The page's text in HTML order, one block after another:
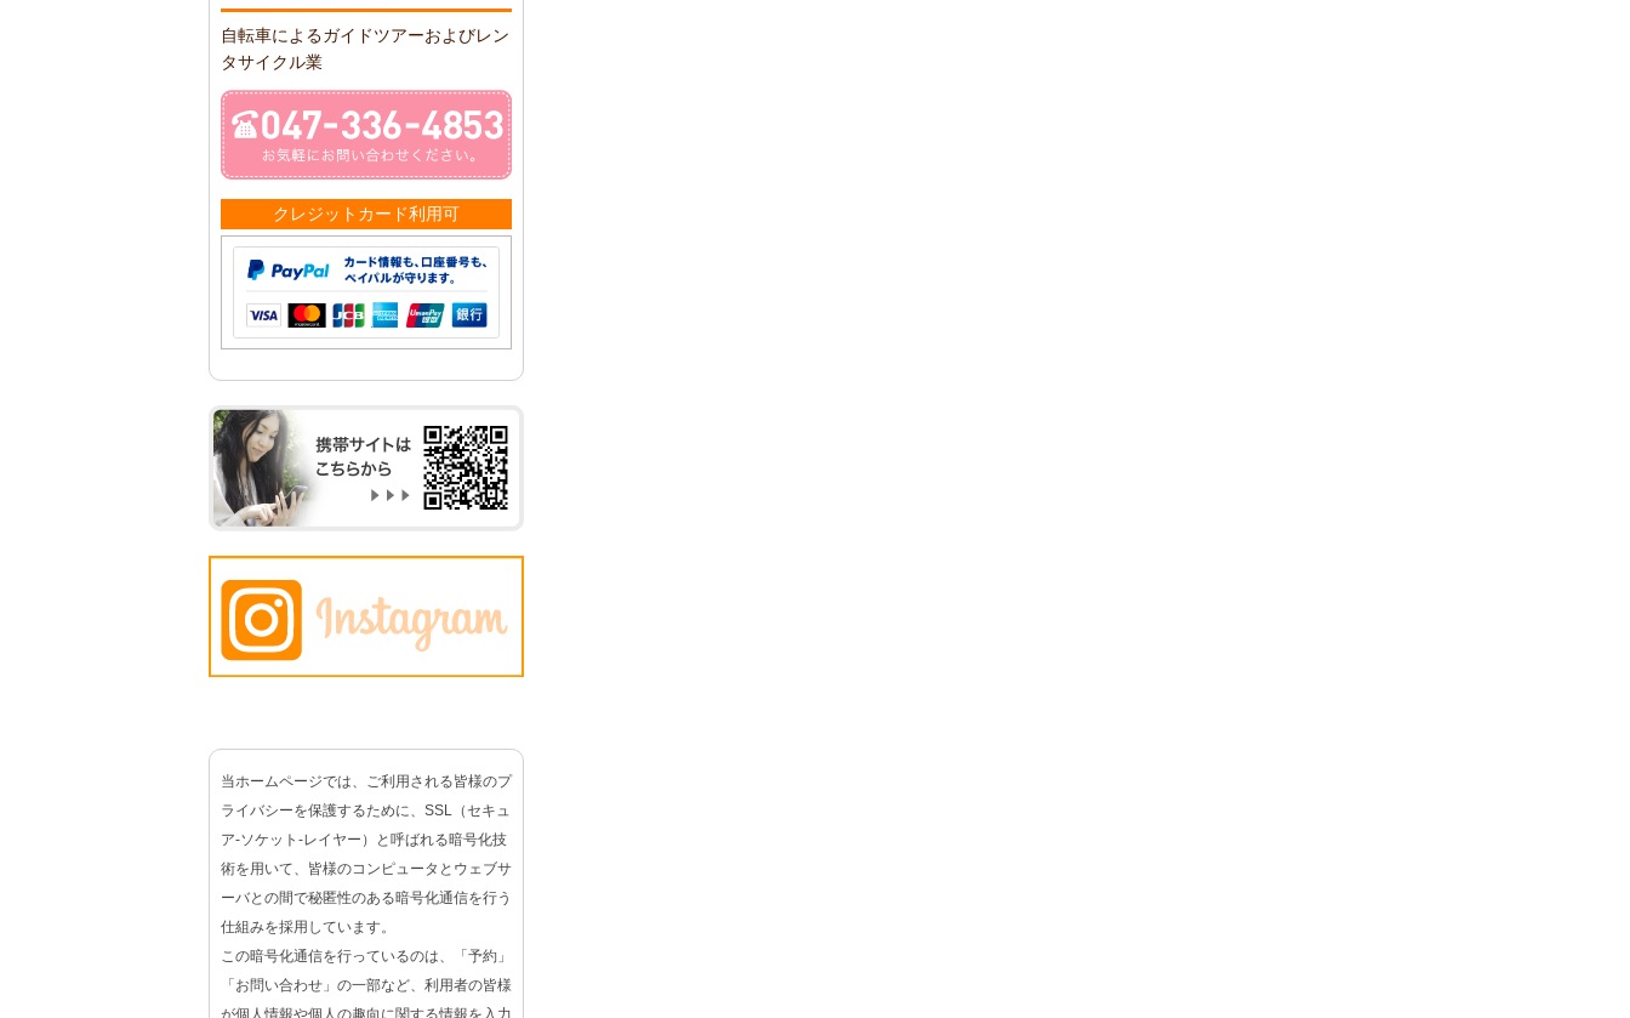
自転車によるガイドツアーおよびレン
タサイクル業
クレジットカード利用可
当ホームページでは、ご利用される皆様のプ
ライバシーを保護するために、SSL（セキュ
ア-ソケット-レイヤー）と呼ばれる暗号化技
術を用いて、皆様のコンピュータとウェブサ
ーバとの間で秘匿性のある暗号化通信を行う
仕組みを採用しています。
この暗号化通信を行っているのは、「予約」
「お問い合わせ」の一部など、利用者の皆様
が個人情報や個人の趣向に関する情報を入力